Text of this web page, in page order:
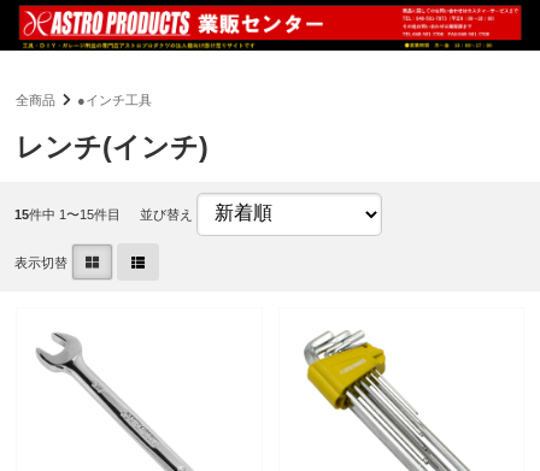
全商品 ●インチ工具
レンチ(インチ)
15件中 1〜15件目 並び替え
表示切替